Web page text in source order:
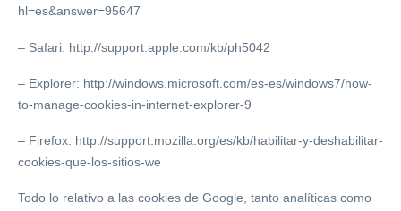
hl=es&answer=95647
– Safari: http://support.apple.com/kb/ph5042
– Explorer: http://windows.microsoft.com/es-es/windows7/how-
to-manage-cookies-in-internet-explorer-9
– Firefox: http://support.mozilla.org/es/kb/habilitar-y-deshabilitar-
cookies-que-los-sitios-we
Todo lo relativo a las cookies de Google, tanto analíticas como